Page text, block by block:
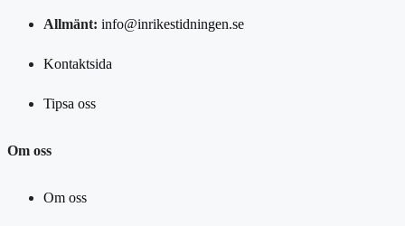
Allmänt: info@inrikestidningen.se
Kontaktsida
Tipsa oss
Om oss
Om oss